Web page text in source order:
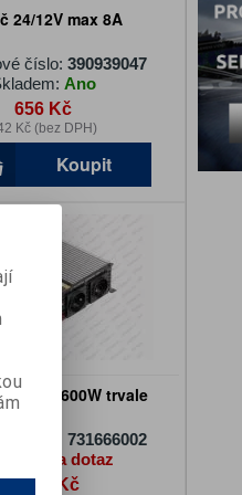
24/12V max 8A
číslo:390939047
Ano
656 Kč
Kč (bez DPH)
Koupit
230V 1600W trvale
číslo:731666002
Na dotaz
3 216 Kč